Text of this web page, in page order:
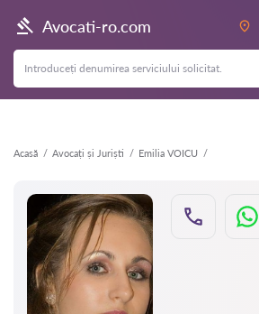
Avocati-ro.com
Acasă Avocați și Juriști Emilia VOICU
Înapoi